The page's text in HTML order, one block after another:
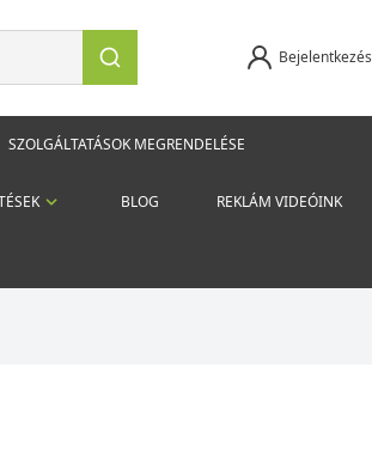
Bejelentkezés
SZOLGÁLTATÁSOK MEGRENDELÉSE
BLOG REKLÁM VIDEÓINK